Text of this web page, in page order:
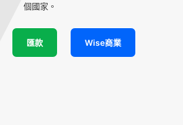
個國家。
匯款 Wise商業